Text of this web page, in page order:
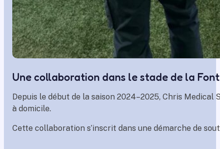
Une collaboration dans le stade de la
Depuis le début de la saison 2024–2025, Chris Medical
à domicile.
Cette collaboration s’inscrit dans une démarche de